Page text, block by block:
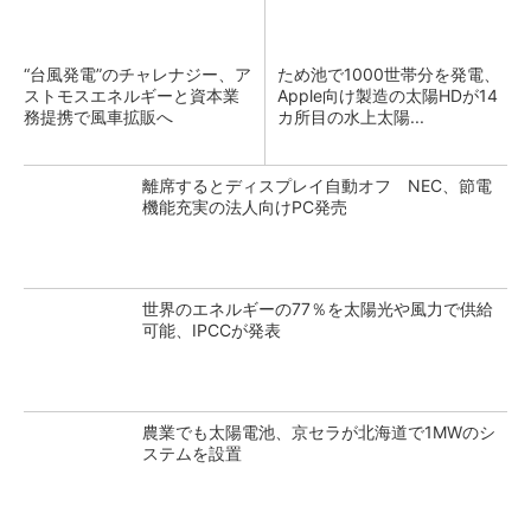
“台風発電”のチャレナジー、ア
ストモスエネルギーと資本業
務提携で風車拡販へ
ため池で1000世帯分を発電、
Apple向け製造の太陽HDが14
カ所目の水上太陽...
離席するとディスプレイ自動オフ NEC、節電
機能充実の法人向けPC発売
世界のエネルギーの77％を太陽光や風力で供給
可能、IPCCが発表
農業でも太陽電池、京セラが北海道で1MWのシ
ステムを設置